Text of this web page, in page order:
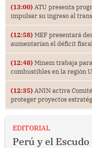
(13:00) ATU presenta
impulsar su ingreso al
(12:58) MEF presentará
aumentarían el déficit fiscal
(12:48) Minem trabaja
combustibles en la región
(12:35) ANIN activa
proteger proyectos
EDITORIAL
Perú y el